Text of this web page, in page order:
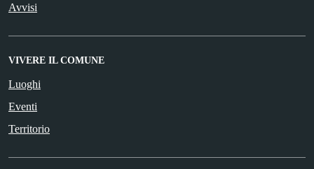
Avvisi
VIVERE IL COMUNE
Luoghi
Eventi
Territorio